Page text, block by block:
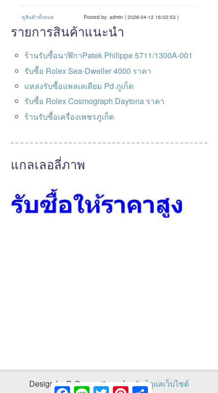
Facebook
Line Twitter PinterestShare
ดูสินค้าทั้งหมด Posted by: admin ( 2026-04-12 16:02:53 )
รายการสินค้าแนะนำ
ร้านรับซื้อนาฬิกาPatek Philippe 5711/1300A-001
รับซื้อ Rolex Sea-Dweller 4000 ราคา
แหล่งรับซื้อแพลเลเดียม Pd ภูเก็ต
รับซื้อ Rolex Cosmograph Daytona ราคา
ร้านรับซื้อเครื่องเพชรภูเก็ต
แกลเลอลี่ภาพ
Design by D-Connectionsสำหรับผู้ดูแลเว็บไซต์